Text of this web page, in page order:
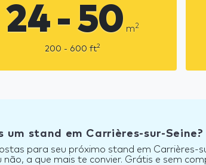
24 - 50 m2
200 - 600 ft2
um stand em Carrières-sur-Seine?
para seu próximo stand em Carrières-
não, a que mais te convier. Grátis e sem